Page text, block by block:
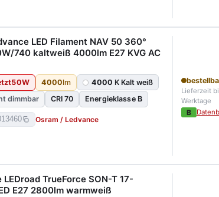
LED Filament NAV 50 360°
740 kaltweiß 4000lm E27 KVG AC
50W 4000lm 4000 K Kalt weiß
dimmbar CRI 70 Energieklasse B
Osram / Ledvance
Lieferzeit
Werktage
B
LEDroad TrueForce SON-T 17-
E27 2800lm warmweiß